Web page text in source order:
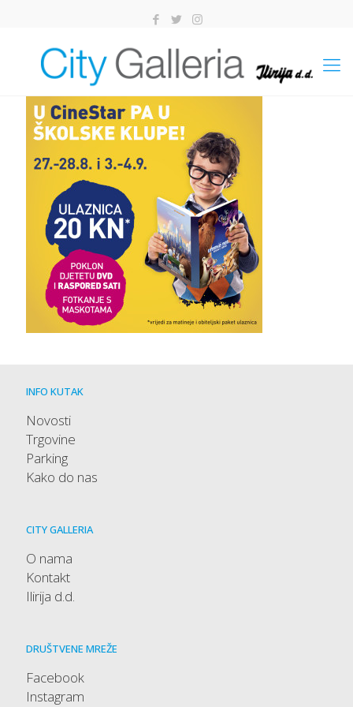
INFO KUTAK
Novosti
Trgovine
Parking
Kako do nas
CITY GALLERIA
O nama
Kontakt
Ilirija d.d.
DRUŠTVENE MREŽE
Facebook
Instagram